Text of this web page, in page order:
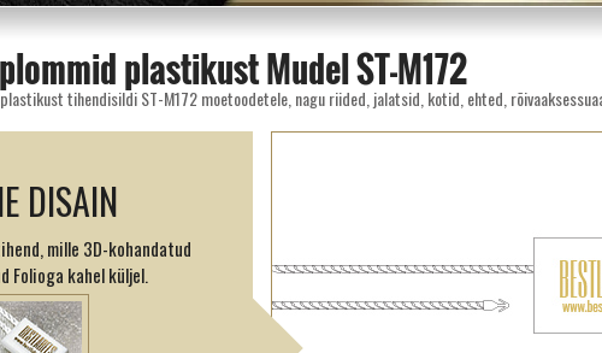
plastikust Mudel ST-M172
tihendisildi ST-M172 moetoodetele, nagu riided, jalatsid, kotid, ehted,
DISAIN
mille 3D-kohandatud
Folioga kahel küljel.